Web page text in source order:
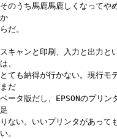
そのうち馬鹿馬鹿しくなってや
か
らだ。
スキャンと印刷、入力と出力と
は、
とても納得が行かない。現行モ
まだ
ベータ版だし、EPSONのプリ
足
りない。いいプリンタがあって
い。